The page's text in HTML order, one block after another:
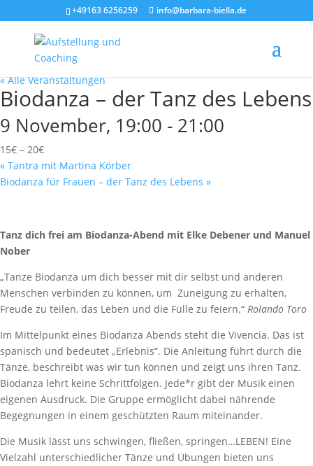
+49163 6256259 info@barbara-biella.de
« Alle Veranstaltungen
Biodanza – der Tanz des Lebens
9 November, 19:00 - 21:00
15€ – 20€
« Tantra mit Martina Körber
Biodanza für Frauen – der Tanz des Lebens »
Tanz dich frei am Biodanza-Abend mit Elke Debener und Manuel
Nober
„Tanze Biodanza um dich besser mit dir selbst und anderen
Menschen verbinden zu können, um Zuneigung zu erhalten,
Freude zu teilen, das Leben und die Fülle zu feiern.“ Rolando Toro
Im Mittelpunkt eines Biodanza Abends steht die Vivencia. Das ist
spanisch und bedeutet „Erlebnis“. Die Anleitung führt durch die
Tänze, beschreibt was wir tun können und zeigt uns ihren Tanz.
Biodanza lehrt keine Schrittfolgen. Jede*r gibt der Musik einen
eigenen Ausdruck. Die Gruppe ermöglicht dabei nährende
Begegnungen in einem geschützten Raum miteinander.
Die Musik lässt uns schwingen, fließen, springen…LEBEN! Eine
Vielzahl unterschiedlicher Tänze und Übungen bieten uns